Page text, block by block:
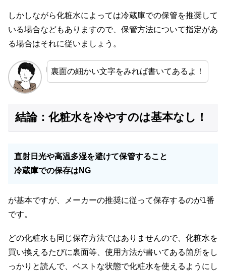
しかしながら化粧水によっては冷蔵庫での保管を推奨して
いる場合などもありますので、保管方法について指定があ
る場合はそれに従いましょう。
裏面の細かい文字をみれば書いてあるよ！
結論：化粧水を冷やすのは基本なし！
直射日光や高温多湿を避けて保管すること
冷蔵庫での保存はNG
が基本ですが、メーカーの推奨に従って保存するのが1番
です。
どの化粧水も同じ保存方法ではありませんので、化粧水を
買い換えるたびに裏面等、使用方法が書いてある箇所をし
っかりと読んで、ベストな状態で化粧水を使えるようにし